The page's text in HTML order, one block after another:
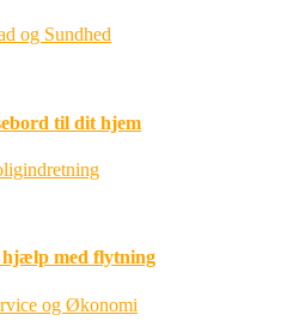
og Sundhed
til dit hjem
med flytning
og Økonomi